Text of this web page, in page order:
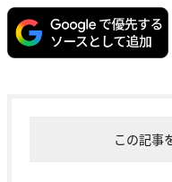
この記事